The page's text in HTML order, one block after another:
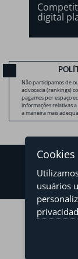
digital
Não participamos de
advocacia (rankings)
pagamos por espaço
informações relativas a
a maneira mais
©2026 - Levy
Cookies
usuários